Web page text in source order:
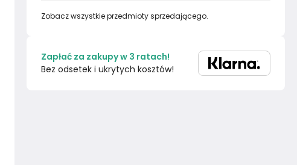
Zobacz wszystkie przedmioty sprzedającego.
Zapłać za zakupy w 3 ratach!
Bez odsetek i ukrytych kosztów!